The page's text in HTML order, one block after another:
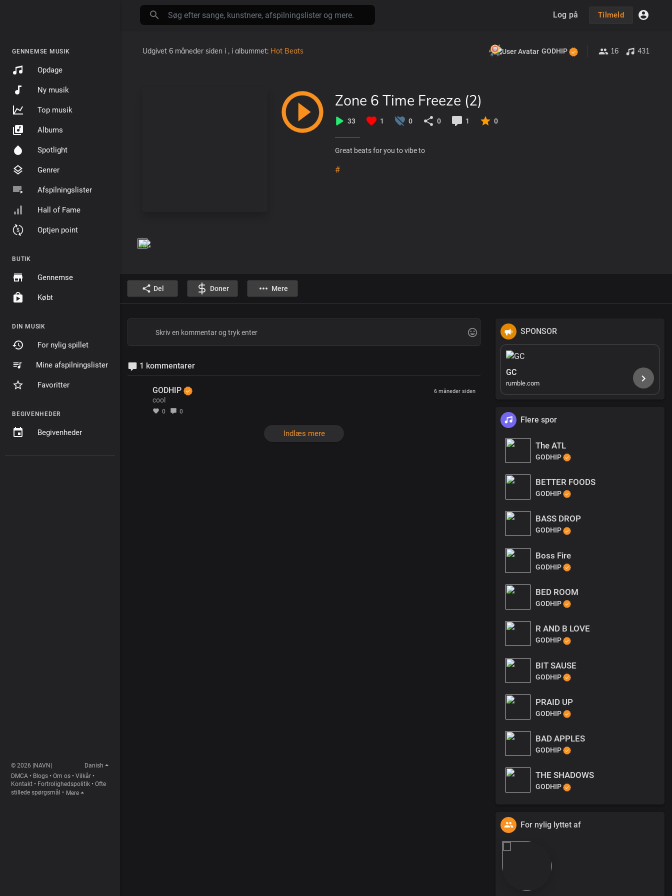
GENNEMSE MUSIK
Opdage
Ny musik
Top musik
Albums
Spotlight
Genrer
Afspilningslister
Hall of Fame
Optjen point
BUTIK
Gennemse
Købt
DIN MUSIK
For nylig spillet
Mine afspilningslister
Favoritter
BEGIVENHEDER
Begivenheder
© 2026 |NAVN|
Danish
DMCA • Blogs • Om os • Vilkår •
Kontakt • Fortrolighedspolitik • Ofte
stillede spørgsmål • Mere
Log på Tilmeld
Udgivet 6 måneder siden i , i albummet: Hot Beats GODHIP 16 431
Zone 6 Time Freeze (2)
33 1 0 0 1 0
Great beats for you to vibe to
#
Del Doner Mere
1 kommentarer
GODHIP
cool
0 0
6 måneder siden
Indlæs mere
SPONSOR
GC
rumble.com
Flere spor
The ATL
GODHIP
BETTER FOODS
GODHIP
BASS DROP
GODHIP
Boss Fire
GODHIP
BED ROOM
GODHIP
R AND B LOVE
GODHIP
BIT SAUSE
GODHIP
PRAID UP
GODHIP
BAD APPLES
GODHIP
THE SHADOWS
GODHIP
For nylig lyttet af